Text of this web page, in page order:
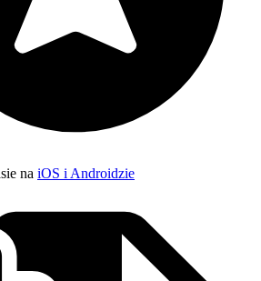
na iOS i Androidzie